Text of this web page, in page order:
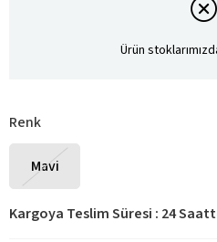
Ürün
Renk
Mavi
Kargoya Teslim Süresi : 24